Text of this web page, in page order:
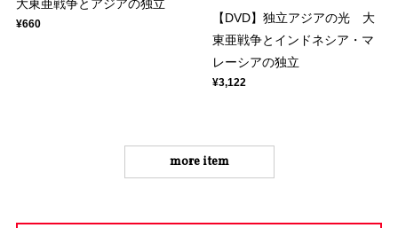
大東亜戦争とアジアの独立
¥660
【DVD】独立アジアの光 大
東亜戦争とインドネシア・マ
レーシアの独立
¥3,122
more item